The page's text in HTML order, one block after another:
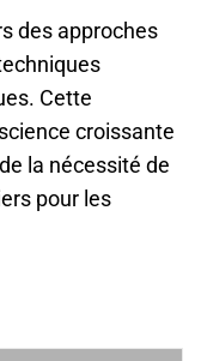
des approches
Cette
croissante
la nécessité de
pour les